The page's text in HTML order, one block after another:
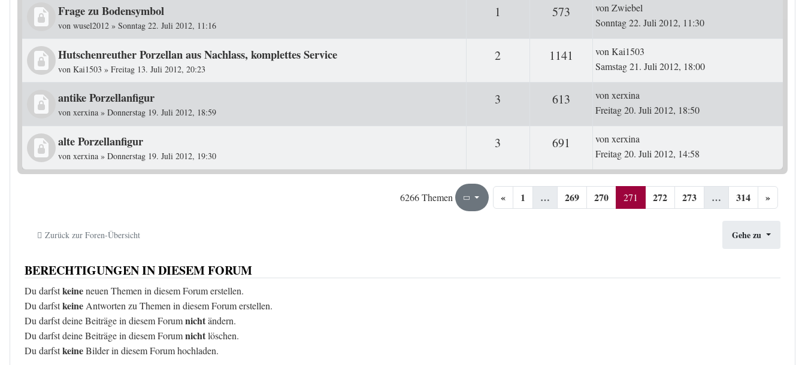
Frage zu Bodensymbol
von wusel2012 » Sonntag 22. Juli 2012, 11:16
1 573 ZugriffeLetzter Beitrag
vonZwiebel
Sonntag 22. Juli 2012, 11:30
Hutschenreuther Porzellan aus Nachlass, komplettes Service
von Kai1503 » Freitag 13. Juli 2012, 20:23
2Antworten1141 ZugriffeLetzter Beitrag
vonKai1503
Samstag 21. Juli 2012, 18:00
antike Porzellanfigur
von xerxina » Donnerstag 19. Juli 2012, 18:59
3 613 ZugriffeLetzter Beitrag
vonxerxina
Freitag 20. Juli 2012, 18:50
alte Porzellanfigur
von xerxina » Donnerstag 19. Juli 2012, 19:30
3 691 ZugriffeLetzter Beitrag
vonxerxina
Freitag 20. Juli 2012, 14:58
6266 Themen Seite271von 314
« 1 … 269 270 271 272 273 … 314 »
Zurück zur Foren-Übersicht Gehe zu
BERECHTIGUNGEN IN DIESEM FORUM
Du darfstkeineneuen Themen in diesem Forum erstellen.
Du darfstkeine Antworten zu Themen in diesem Forum erstellen.
Du darfst deine Beiträge in diesem Forumnichtändern.
Du darfst deine Beiträge in diesem Forumnichtlöschen.
Du darfstkeineBilder in diesem Forum hochladen.